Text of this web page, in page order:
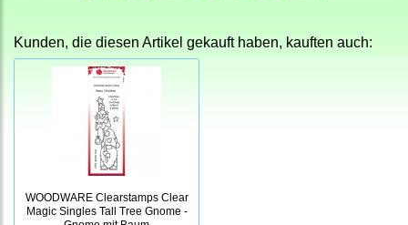
Kunden, die diesen Artikel gekauft haben, kauften auch:
WOODWARE Clearstamps Clear
Magic Singles Tall Tree Gnome -